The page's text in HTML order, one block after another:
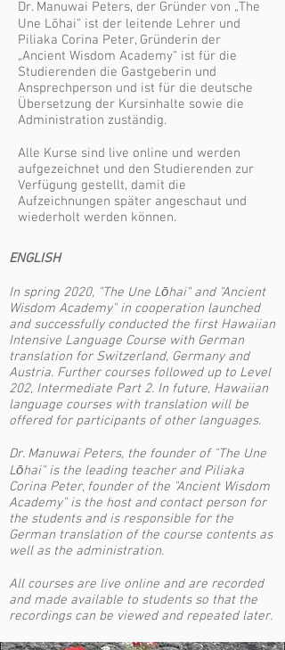
Dr. Manuwai Peters, der Gründer von „The
Une Lōhai“ ist der leitende Lehrer und
Piliaka Corina Peter, Gründerin der
„Ancient Wisdom Academy“ ist für die
Studierenden die Gastgeberin und
Ansprechperson und ist für die deutsche
Übersetzung der Kursinhalte sowie die
Administration zuständig.
Alle Kurse sind live online und werden
aufgezeichnet und den Studierenden zur
Verfügung gestellt, damit die
Aufzeichnungen später angeschaut und
wiederholt werden können.
ENGLISH
In spring 2020, "The Une Lōhai" and "Ancient
Wisdom Academy" in cooperation launched
and successfully conducted the first Hawaiian
Intensive Language Course with German
translation for Switzerland, Germany and
Austria. Further courses followed up to Level
202, Intermediate Part 2. In future, Hawaiian
language courses with translation will be
offered for participants of other languages.
Dr. Manuwai Peters, the founder of "The Une
Lōhai" is the leading teacher and Piliaka
Corina Peter, founder of the "Ancient Wisdom
Academy" is the host and contact person for
the students and is responsible for the
German translation of the course contents as
well as the administration.
All courses are live online and are recorded
and made available to students so that the
recordings can be viewed and repeated later.